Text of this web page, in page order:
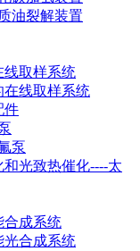
油裂解装置
线取样系统
在线取样系统
件
泵
光致热催化----太
合成系统
光合成系统